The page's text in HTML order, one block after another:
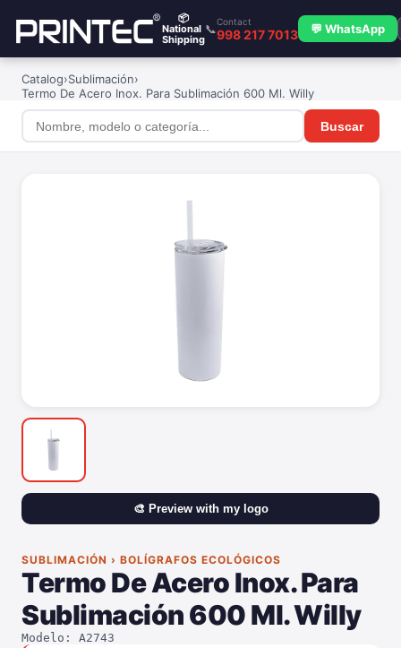
📦
National
Shipping
📞
Contact
998 217 7013 💬 WhatsApp
Catalog›Sublimación›
Termo De Acero Inox. Para Sublimación 600 Ml. Willy
Buscar
🎨 Preview with my logo
SUBLIMACIÓN › BOLÍGRAFOS ECOLÓGICOS
Termo De Acero Inox. Para
Sublimación 600 Ml. Willy
Modelo: A2743